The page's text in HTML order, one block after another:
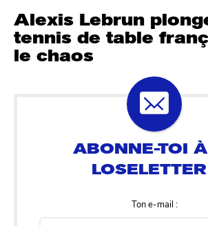
Alexis Lebrun
tennis de table
le chaos
Ton e-mail :